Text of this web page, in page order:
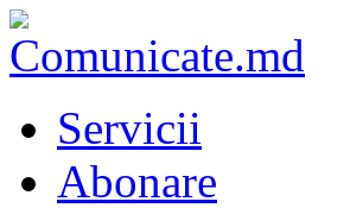
Servicii
Abonare